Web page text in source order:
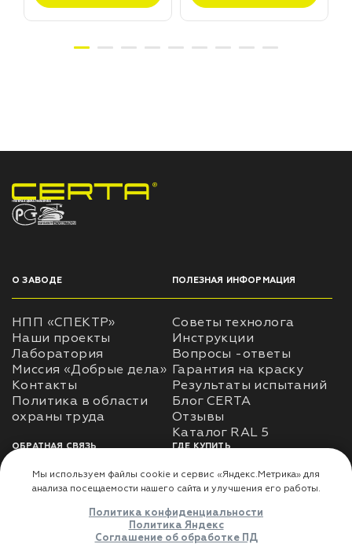
НПП «СПЕКТР» ЗАВОД ЛАКОКРАСОЧНЫХ МАТЕРИАЛОВ
О ЗАВОДЕ
НПП «СПЕКТР»
Наши проекты
Лаборатория
Миссия «Добрые дела»
Контакты
Политика в области
ПОЛЕЗНАЯ ИНФОРМАЦИЯ
Советы технолога
Инструкции
Вопросы -ответы
Гарантия на краску
Результаты испытаний
Блог CERTA
Отзывы
Каталог RAL 5
ОБРАТНАЯ СВЯЗЬ
Использование
использования личных
ГДЕ КУПИТЬ
Доставка
Где купить